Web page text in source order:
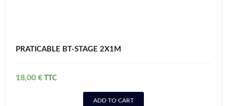
PRATICABLE BT-STAGE 2X1M
18,00 €
ADD TO CART